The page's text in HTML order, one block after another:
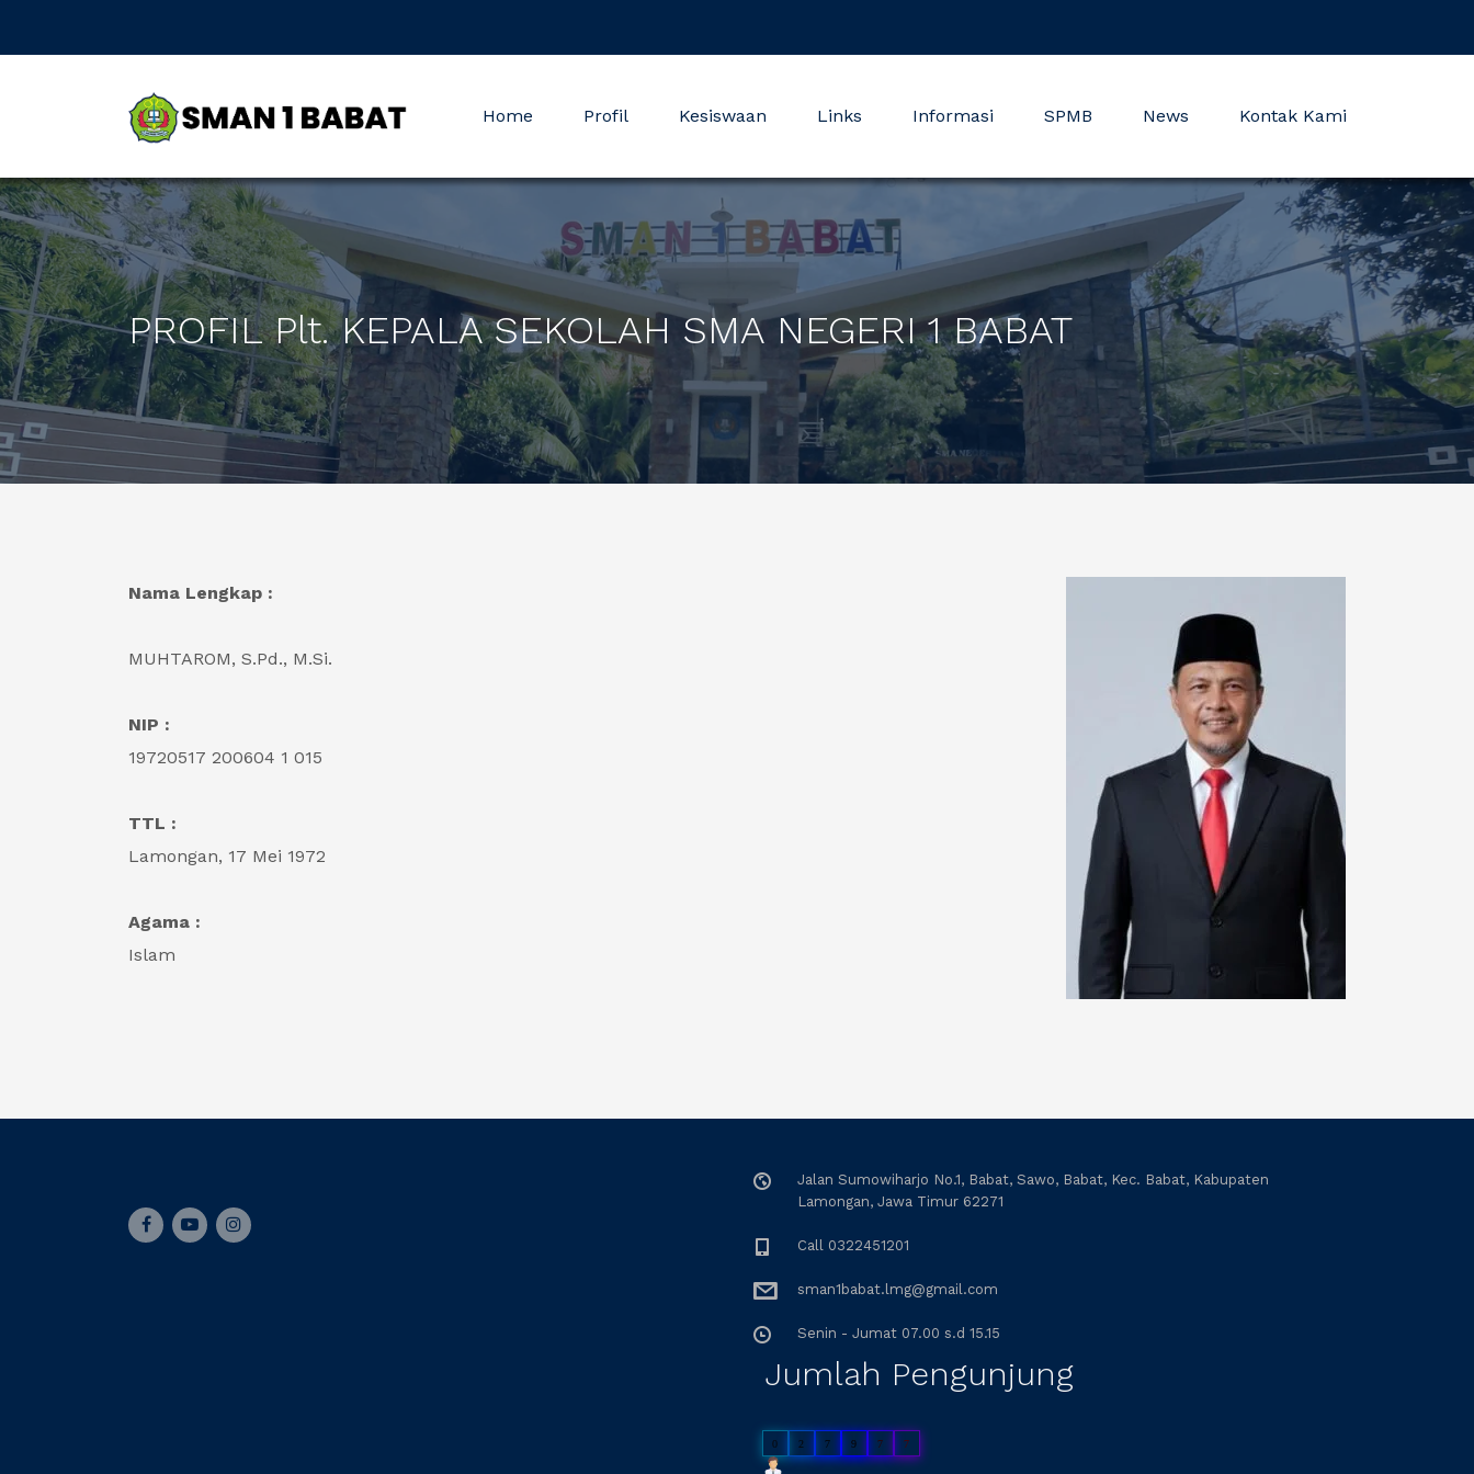
Home Profil Kesiswaan Links Informasi SPMB News Kontak Kami
PROFIL Plt. KEPALA SEKOLAH SMA NEGERI 1 BABAT
Nama Lengkap :
MUHTAROM, S.Pd., M.Si.
NIP :
19720517 200604 1 015
TTL :
Lamongan, 17 Mei 1972
Agama :
Islam
Jalan Sumowiharjo No.1, Babat, Sawo, Babat, Kec. Babat, Kabupaten
Lamongan, Jawa Timur 62271
Call 0322451201
sman1babat.lmg@gmail.com
Senin - Jumat 07.00 s.d 15.15
Jumlah Pengunjung
0 2 7 9 7 7